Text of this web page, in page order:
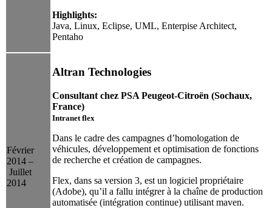
Highlights:
Java, Linux, Eclipse, UML, Enterpise Architect,
Pentaho
Février
2014 –
Juillet
2014
Altran Technologies
Consultant chez PSA Peugeot-Citroën (Sochaux,
France)
Intranet flex
Dans le cadre des campagnes d’homologation de
véhicules, développement et optimisation de fonctions
de recherche et création de campagnes.
Flex, dans sa version 3, est un logiciel propriétaire
(Adobe), qu’il a fallu intégrer à la chaîne de production
automatisée (intégration continue) utilisant maven.